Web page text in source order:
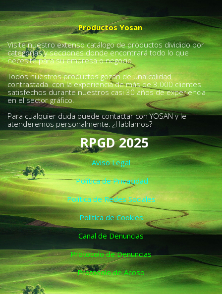
Productos Yosan
Visite nuestro extenso catálogo de productos dividido por
categorías y secciones donde encontrará todo lo que
necesite para su empresa o negocio.
Todos nuestros productos gozan de una calidad
contrastada con la experiencia de más de 3.000 clientes
satisfechos durante nuestros casi 30 años de experiencia
en el sector gráfico.
Para cualquier duda puede contactar con YOSAN y le
atenderemos personalmente. ¿Hablamos?
RPGD 2025
Aviso Legal
Política de Privacidad
Política de Redes Sociales
Política de Cookies
Canal de Denuncias
Protocolo de Denuncias
Protocolo de Acoso